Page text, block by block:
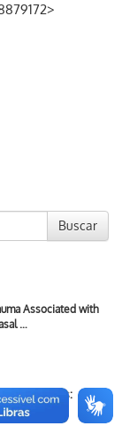
Buscar
Associated with
…
Skin Lesions:
team